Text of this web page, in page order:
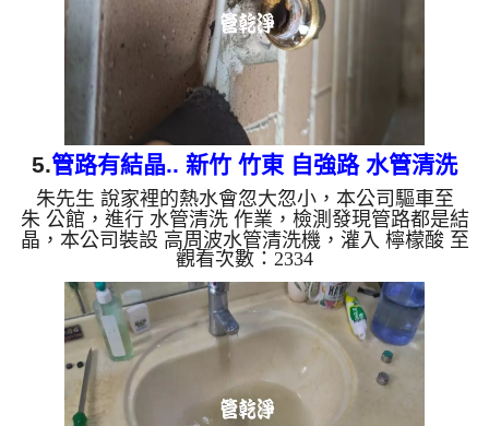
物質，生鏽產生銅...
5.管路有結晶.. 新竹 竹東 自強路 水管清洗
朱先生 說家裡的熱水會忽大忽小，本公司驅車至
朱 公館，進行 水管清洗 作業，檢測發現管路都是結
晶，本公司裝設 高周波水管清洗機，灌入 檸檬酸 至
水管，等了約15分，開啟 水管清洗機 ，啟動 螺旋
波 模式，一開始就流出白色泡沫水，兩個多小時
後，熱水出水恢復正常。 如是自來水，如水管老
化，會產生鐵鏽跟泥沙堆積，洗出來的水就會是咖啡
色，地下水含有氧化錳，管壁上會結成黑色管垢，洗
出來的水會跟石油一樣黑，有些洗出綠色的水，是因
為裡面有銅的物質，生鏽產生銅綠，如是藍色的水，
是因為水龍頭合金的養化造成...
觀看次數：2334